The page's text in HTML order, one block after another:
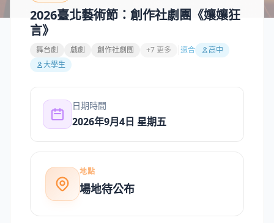
2026臺北藝術節：創作社劇團《孃孃狂
言》
舞台劇 戲劇 創作社劇團 +7 更多 適合
高中
大學生
日期時間
2026年9月4日 星期五
地點
場地待公布